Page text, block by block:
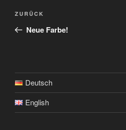
Beitragsnavigation
Vorheriger
Beitrag
ZURÜCK
Neue Farbe!
Deutsch
English